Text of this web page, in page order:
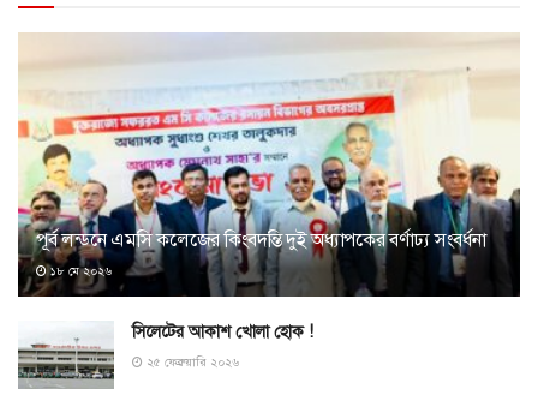
পূর্ব লন্ডনে এমসি কলেজের কিংবদন্তি দুই অধ্যাপকের বর্ণাঢ্য সংবর্ধনা
১৮ মে ২০২৬
সিলেটের আকাশ খোলা হোক !
২৫ ফেব্রুয়ারি ২০২৬